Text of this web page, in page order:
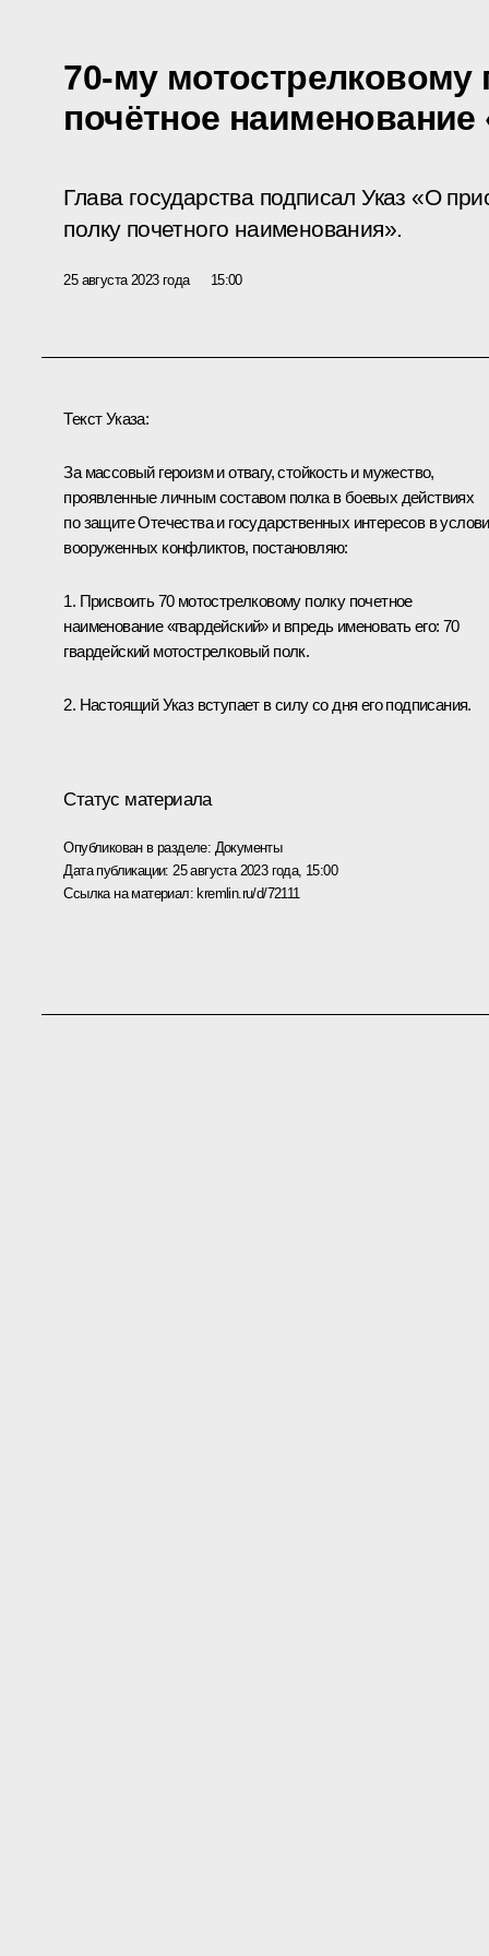
70-му мотострелковому
почётное наименование
Глава государства подписал Указ «О
полку почетного наименования».
25 августа 2023 года 15:00
Текст Указа:
За массовый героизм и отвагу, стойкость и мужество,
проявленные личным составом полка в боевых действиях
по защите Отечества и государственных интересов в
вооруженных конфликтов, постановляю:
1. Присвоить 70 мотострелковому полку почетное
наименование «гвардейский» и впредь именовать его: 70
гвардейский мотострелковый полк.
2. Настоящий Указ вступает в силу со дня его подписания.
Статус материала
Опубликован в разделе: Документы
Дата публикации: 25 августа 2023 года, 15:00
Ссылка на материал: kremlin.ru/d/72111